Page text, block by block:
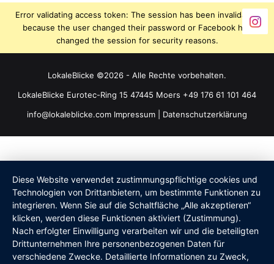
Error validating access token: The session has been invalidated
because the user changed their password or Facebook has
changed the session for security reasons.
LokaleBlicke ©2026 - Alle Rechte vorbehalten.
LokaleBlicke Eurotec-Ring 15 47445 Moers +49 176 61 101 464
info@lokaleblicke.com Impressum Datenschutzerklärung
Diese Website verwendet zustimmungspflichtige cookies und
Technologien von Drittanbietern, um bestimmte Funktionen zu
integrieren. Wenn Sie auf die Schaltfläche „Alle akzeptieren“
klicken, werden diese Funktionen aktiviert (Zustimmung).
Nach erfolgter Einwilligung verarbeiten wir und die beteiligten
Drittunternehmen Ihre personenbezogenen Daten für
verschiedene Zwecke. Detaillierte Informationen zu Zweck,